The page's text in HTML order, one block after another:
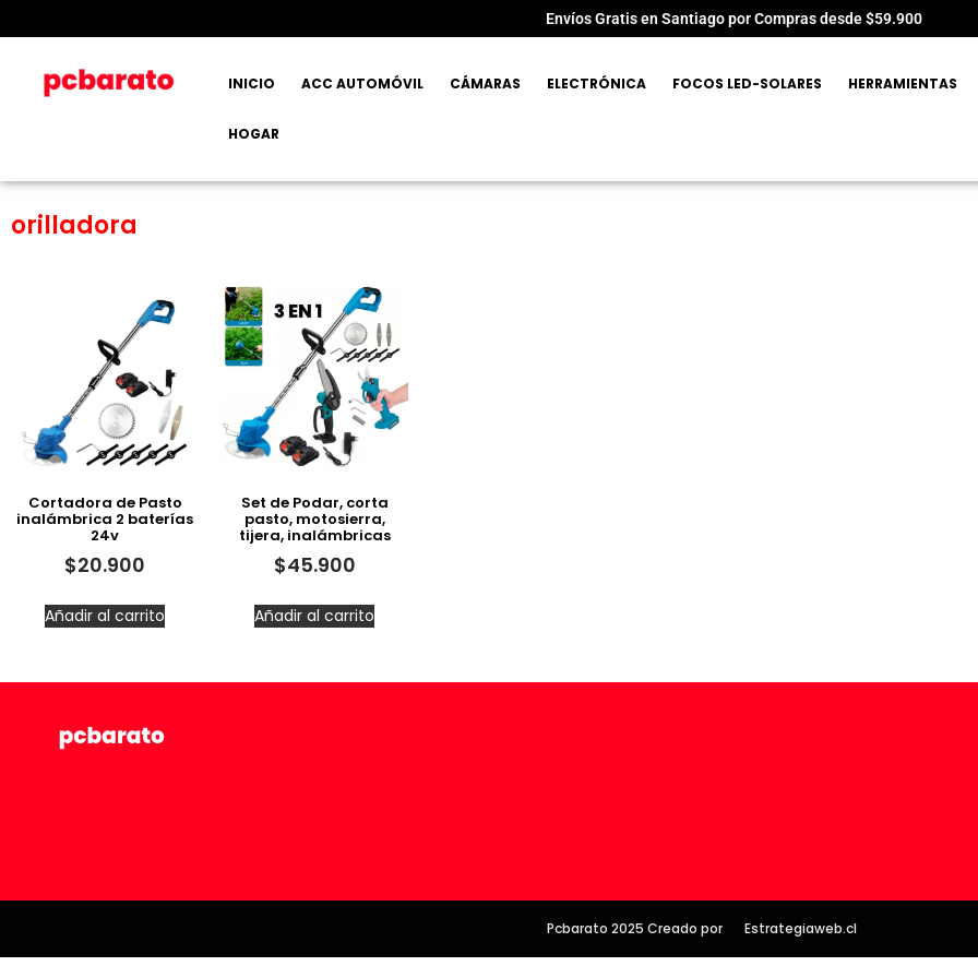
Envíos Gratis en Santiago por Compras desde $59.900
INICIO ACC AUTOMÓVIL CÁMARAS ELECTRÓNICA FOCOS LED-SOLARES HERRAMIENTAS
HOGAR
orilladora
Cortadora de Pasto
inalámbrica 2 baterías
24v
$20.900
Añadir al carrito
Set de Podar, corta
pasto, motosierra,
tijera, inalámbricas
$45.900
Añadir al carrito
Pcbarato 2025 Creado por Estrategiaweb.cl